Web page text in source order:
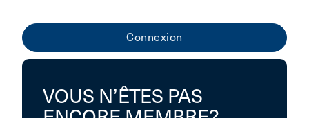
VOUS N’ÊTES PAS